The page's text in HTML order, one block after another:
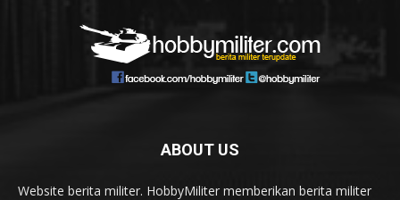
ABOUT US
Website berita militer. HobbyMiliter memberikan berita militer